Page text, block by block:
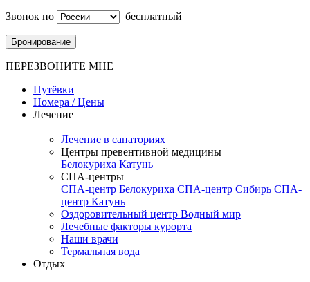
Звонок по
бесплатный
Бронирование
ПЕРЕЗВОНИТЕ МНЕ
Путёвки
Номера / Цены
Лечение
Лечение в санаториях
Центры превентивной медицины
Белокуриха Катунь
СПА-центры
СПА-центр Белокуриха СПА-центр Сибирь СПА-
центр Катунь
Оздоровительный центр Водный мир
Лечебные факторы курорта
Наши врачи
Термальная вода
Отдых